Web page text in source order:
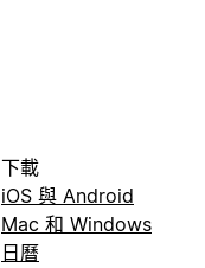
下載
iOS 與 Android
Mac 和 Windows
日曆